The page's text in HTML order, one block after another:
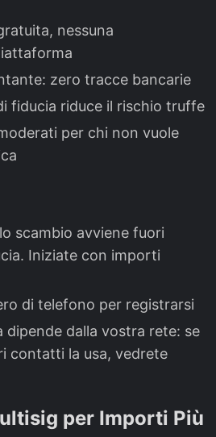
nessuna
zero tracce bancarie
fiducia riduce il rischio truffe
per chi non vuole
scambio avviene fuori
Iniziate con importi
di telefono per registrarsi
dipende dalla vostra rete: se
contatti la usa, vedrete
per Importi Più